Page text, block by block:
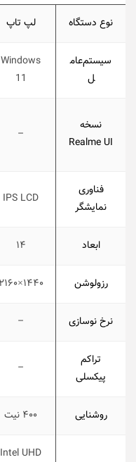
نوع دستگاه لپ تاپ
سیستم‌عام
ل
Windows
11
نسخه
Realme UI
–
فناوری
نمایشگر
IPS LCD
ابعاد ۱۴
رزولوشن ۱۴۴۰×۲۱۶۰
نرخ نوسازی –
تراکم
پیکسلی
–
روشنایی ۴۰۰ نیت
Intel UHD